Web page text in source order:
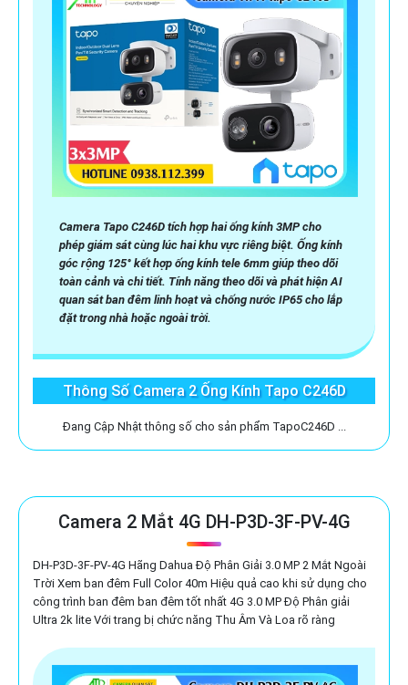
Camera Tapo C246D tích hợp hai ống kính 3MP cho
phép giám sát cùng lúc hai khu vực riêng biệt. Ống kính
góc rộng 125° kết hợp ống kính tele 6mm giúp theo dõi
toàn cảnh và chi tiết. Tính năng theo dõi và phát hiện AI
quan sát ban đêm linh hoạt và chống nước IP65 cho lắp
đặt trong nhà hoặc ngoài trời.
Thông Số Camera 2 Ống Kính Tapo C246D
Đang Cập Nhật thông số cho sản phẩm TapoC246D ...
Camera 2 Mắt 4G DH-P3D-3F-PV-4G
DH-P3D-3F-PV-4G Hãng Dahua Độ Phân Giải 3.0 MP 2 Mắt Ngoài
Trời Xem ban đêm Full Color 40m Hiệu quả cao khi sử dụng cho
công trình ban đêm ban đêm tốt nhất 4G 3.0 MP Độ Phân giải
Ultra 2k lite Với trang bị chức năng Thu Âm Và Loa rõ ràng